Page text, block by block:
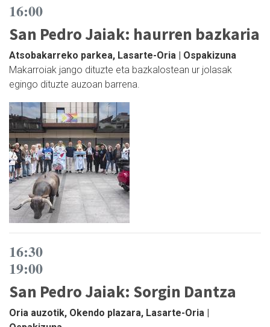
16:00
San Pedro Jaiak: haurren bazkaria
Atsobakarreko parkea, Lasarte-Oria | Ospakizuna
Makarroiak jango dituzte eta bazkalostean ur jolasak
egingo dituzte auzoan barrena.
16:30
19:00
San Pedro Jaiak: Sorgin Dantza
Oria auzotik, Okendo plazara, Lasarte-Oria |